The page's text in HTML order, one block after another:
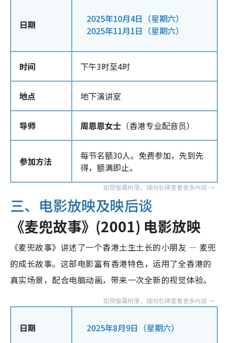
日期
2025年10月4日（星期六）
2025年11月1日（星期六）
时间 下午3时至4时
地点 地下演讲室
导师 周恩恩女士 （香港专业配音员）
参加方法
每节名额30人。免费参加，先到先
得，额满即止。
三、电影放映及映后谈
《麦兜故事》 (2001) 电影放映
《麦兜故事》讲述了一个香港土生土长的小朋友 — 麦兜
的成长故事。这部电影富有香港特色，运用了全香港的
真实场景，配合电脑动画，带来一次全新的视觉体验。
日期 2025年8月9日（星期六）